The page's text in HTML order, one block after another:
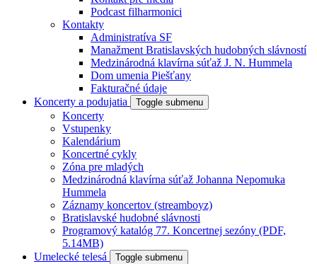
Podcast filharmonici
Kontakty
Administratíva SF
Manažment Bratislavských hudobných slávností
Medzinárodná klavírna súťaž J. N. Hummela
Dom umenia Piešťany
Fakturačné údaje
Koncerty a podujatia
Toggle submenu
Koncerty
Vstupenky
Kalendárium
Koncertné cykly
Zóna pre mladých
Medzinárodná klavírna súťaž Johanna Nepomuka
Hummela
Záznamy koncertov (streamboyz)
Bratislavské hudobné slávnosti
Programový katalóg 77. Koncertnej sezóny (PDF,
5.14MB)
Umelecké telesá
Toggle submenu